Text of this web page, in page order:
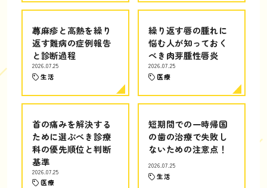
蕁麻疹と高熱を繰り
返す難病の症例報告
と診断過程
2026.07.25
生活
繰り返す唇の腫れに
悩む人が知っておく
べき肉芽腫性唇炎
2026.07.25
医療
首の痛みを解決する
ために選ぶべき診療
科の優先順位と判断
基準
2026.07.25
医療
短期間での一時帰国
の歯の治療で失敗し
ないための注意点！
2026.07.25
生活